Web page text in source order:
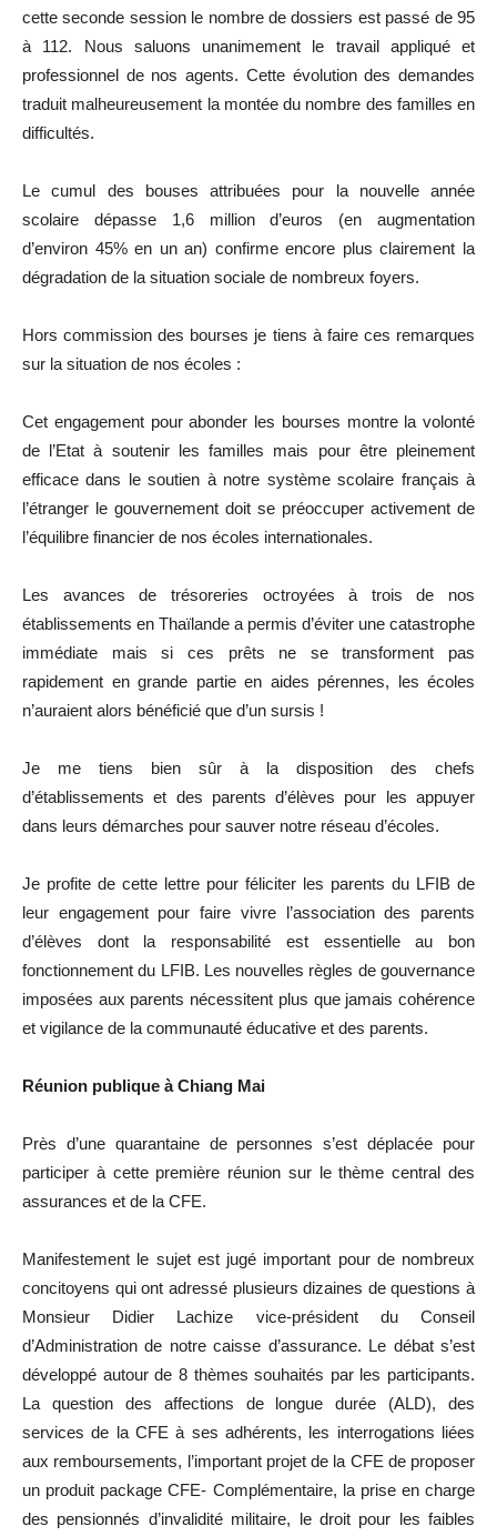
cette seconde session le nombre de dossiers est passé de 95
à 112. Nous saluons unanimement le travail appliqué et
professionnel de nos agents. Cette évolution des demandes
traduit malheureusement la montée du nombre des familles en
difficultés.
Le cumul des bouses attribuées pour la nouvelle année
scolaire dépasse 1,6 million d’euros (en augmentation
d’environ 45% en un an) confirme encore plus clairement la
dégradation de la situation sociale de nombreux foyers.
Hors commission des bourses je tiens à faire ces remarques
sur la situation de nos écoles :
Cet engagement pour abonder les bourses montre la volonté
de l’Etat à soutenir les familles mais pour être pleinement
efficace dans le soutien à notre système scolaire français à
l’étranger le gouvernement doit se préoccuper activement de
l’équilibre financier de nos écoles internationales.
Les avances de trésoreries octroyées à trois de nos
établissements en Thaïlande a permis d’éviter une catastrophe
immédiate mais si ces prêts ne se transforment pas
rapidement en grande partie en aides pérennes, les écoles
n’auraient alors bénéficié que d’un sursis !
Je me tiens bien sûr à la disposition des chefs
d’établissements et des parents d’élèves pour les appuyer
dans leurs démarches pour sauver notre réseau d’écoles.
Je profite de cette lettre pour féliciter les parents du LFIB de
leur engagement pour faire vivre l’association des parents
d’élèves dont la responsabilité est essentielle au bon
fonctionnement du LFIB. Les nouvelles règles de gouvernance
imposées aux parents nécessitent plus que jamais cohérence
et vigilance de la communauté éducative et des parents.
Réunion publique à Chiang Mai
Près d’une quarantaine de personnes s’est déplacée pour
participer à cette première réunion sur le thème central des
assurances et de la CFE.
Manifestement le sujet est jugé important pour de nombreux
concitoyens qui ont adressé plusieurs dizaines de questions à
Monsieur Didier Lachize vice-président du Conseil
d’Administration de notre caisse d’assurance. Le débat s’est
développé autour de 8 thèmes souhaités par les participants.
La question des affections de longue durée (ALD), des
services de la CFE à ses adhérents, les interrogations liées
aux remboursements, l’important projet de la CFE de proposer
un produit package CFE- Complémentaire, la prise en charge
des pensionnés d’invalidité militaire, le droit pour les faibles